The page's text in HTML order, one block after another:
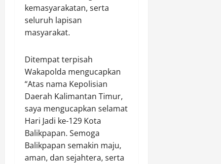
kemasyarakatan, serta
seluruh lapisan
masyarakat.
Ditempat terpisah
Wakapolda mengucapkan
“Atas nama Kepolisian
Daerah Kalimantan Timur,
saya mengucapkan selamat
Hari Jadi ke-129 Kota
Balikpapan. Semoga
Balikpapan semakin maju,
aman, dan sejahtera, serta